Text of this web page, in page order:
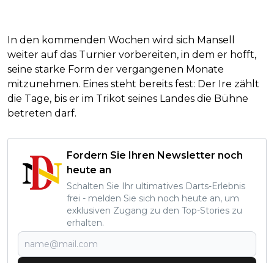
In den kommenden Wochen wird sich Mansell
weiter auf das Turnier vorbereiten, in dem er hofft,
seine starke Form der vergangenen Monate
mitzunehmen. Eines steht bereits fest: Der Ire zählt
die Tage, bis er im Trikot seines Landes die Bühne
betreten darf.
Fordern Sie Ihren Newsletter noch
heute an
Schalten Sie Ihr ultimatives Darts-Erlebnis
frei - melden Sie sich noch heute an, um
exklusiven Zugang zu den Top-Stories zu
erhalten.